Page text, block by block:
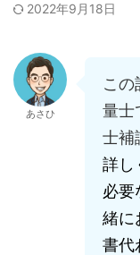
2022年9月18日
あさひ
この
量士
士補
詳し
必要
緒に
書代